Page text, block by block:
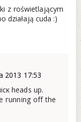
z roświetlającym
działają cuda :)
2013 17:53
heads up.
гunnіng off thе